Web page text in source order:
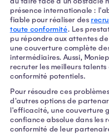
présence internationale :
fiable pour réaliser des
toute conformité. Les
pu répondre aux attentes
une couverture complète
intermédiaires. Aussi,
recruter les meilleurs
conformité potentiels.
Pour résoudre ces
d'autres options de
l'efficacité, une couverture
confiance absolue dans les
conformité de leur